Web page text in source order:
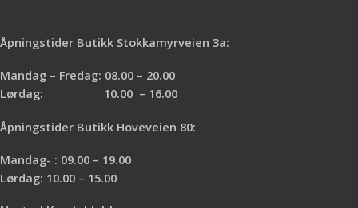
Åpningstider Butikk Stokkamyrveien 3a:
Mandag – Fredag: 08.00 – 20.00
Lørdag: 10.00 – 16.00
Åpningstider Butikk Hoveveien 80:
Mandag- : 09.00 – 19.00
Lørdag: 10.00 – 15.00